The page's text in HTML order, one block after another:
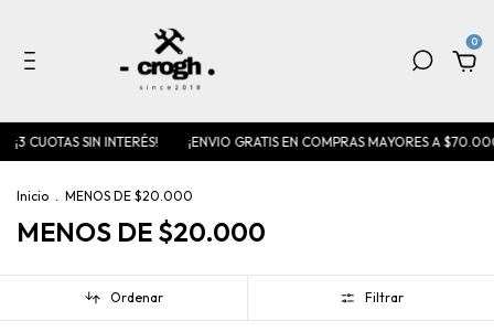
0
SIN INTERÉS! ¡ENVIO GRATIS EN COMPRAS MAYORES A $70.000!
Inicio . MENOS DE $20.000
MENOS DE $20.000
Ordenar Filtrar